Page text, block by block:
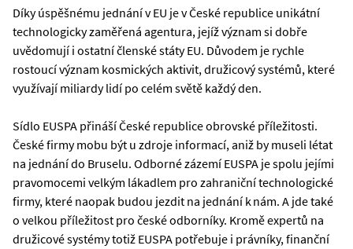
Díky úspěšnému jednání v EU je v České republice unikátní
technologicky zaměřená agentura, jejíž význam si dobře
uvědomují i ostatní členské státy EU. Důvodem je rychle
rostoucí význam kosmických aktivit, družicový systémů, které
využívají miliardy lidí po celém světě každý den.
Sídlo EUSPA přináší České republice obrovské příležitosti.
České firmy mobu být u zdroje informací, aniž by museli létat
na jednání do Bruselu. Odborné zázemí EUSPA je spolu jejími
pravomocemi velkým lákadlem pro zahraniční technologické
firmy, které naopak budou jezdit na jednání k nám. A jde také
o velkou příležitost pro české odborníky. Kromě expertů na
družicové systémy totiž EUSPA potřebuje i právníky, finanční